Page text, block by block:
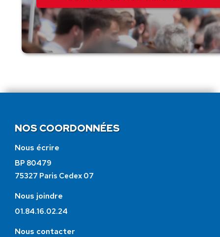
NOS COORDONNÉES
Nous écrire
BP 80479
75327 Paris Cedex 07
Nous joindre
01.84.16.02.24
Nous contacter